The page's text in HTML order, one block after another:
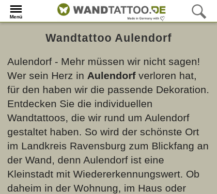
Menü
Wandtattoo Aulendorf
Aulendorf - Mehr müssen wir nicht sagen!
Wer sein Herz in Aulendorf verloren hat,
für den haben wir die passende Dekoration.
Entdecken Sie die individuellen
Wandtattoos, die wir rund um Aulendorf
gestaltet haben. So wird der schönste Ort
im Landkreis Ravensburg zum Blickfang an
der Wand, denn Aulendorf ist eine
Kleinstadt mit Wiedererkennungswert. Ob
daheim in der Wohnung, im Haus oder